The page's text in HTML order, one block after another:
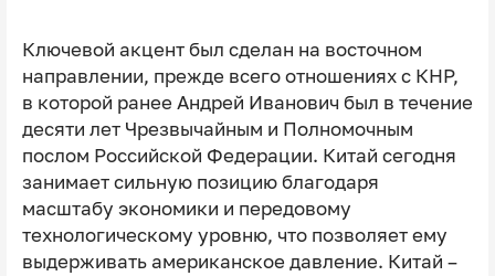
Ключевой акцент был сделан на восточном
направлении, прежде всего отношениях с КНР,
в которой ранее Андрей Иванович был в течение
десяти лет Чрезвычайным и Полномочным
послом Российской Федерации. Китай сегодня
занимает сильную позицию благодаря
масштабу экономики и передовому
технологическому уровню, что позволяет ему
выдерживать американское давление. Китай –